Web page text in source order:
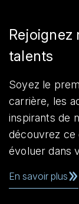
talents
Soyez le
carrière, les
inspirants de
découvrez ce
évoluer dans
En savoir plus